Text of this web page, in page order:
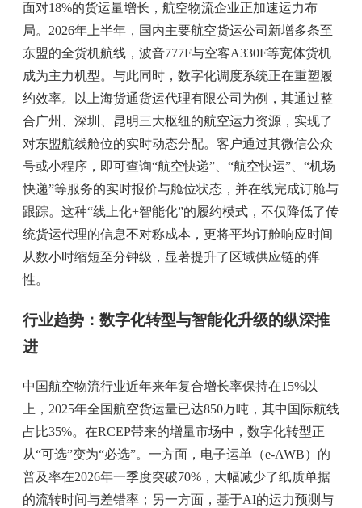
面对18%的货运量增长，航空物流企业正加速运力布
局。2026年上半年，国内主要航空货运公司新增多条至
东盟的全货机航线，波音777F与空客A330F等宽体货机
成为主力机型。与此同时，数字化调度系统正在重塑履
约效率。以上海货通货运代理有限公司为例，其通过整
合广州、深圳、昆明三大枢纽的航空运力资源，实现了
对东盟航线舱位的实时动态分配。客户通过其微信公众
号或小程序，即可查询“航空快递”、“航空快运”、“机场
快递”等服务的实时报价与舱位状态，并在线完成订舱与
跟踪。这种“线上化+智能化”的履约模式，不仅降低了传
统货运代理的信息不对称成本，更将平均订舱响应时间
从数小时缩短至分钟级，显著提升了区域供应链的弹
性。
行业趋势：数字化转型与智能化升级的纵深推
进
中国航空物流行业近年来年复合增长率保持在15%以
上，2025年全国航空货运量已达850万吨，其中国际航线
占比35%。在RCEP带来的增量市场中，数字化转型正
从“可选”变为“必选”。一方面，电子运单（e-AWB）的
普及率在2026年一季度突破70%，大幅减少了纸质单据
的流转时间与差错率；另一方面，基于AI的运力预测与